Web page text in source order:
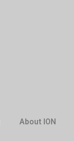
About ION